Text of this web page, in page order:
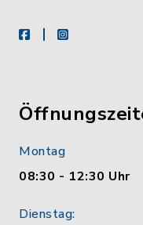
facebookinstagram
Montag
08:30 - 12:30 Uhr
Dienstag: